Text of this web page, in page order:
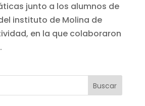
junto a los alumnos de
del instituto de Molina de
en la que colaboraron